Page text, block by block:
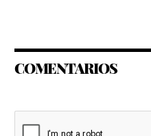
COMENTARIOS